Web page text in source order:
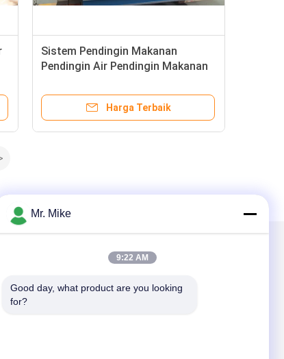
Sistem Pendingin Makanan
Pendingin Air Pendingin Makanan
Harga Terbaik
Kirimkan Kami
Mr. Mike
9:22 AM
Good day, what product are you looking
for?